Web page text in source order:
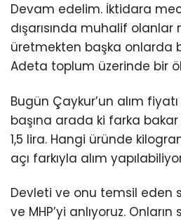
Devam edelim. İktidara
dışarısında muhalif olanlar
üretmekten başka onlarda
Adeta toplum üzerinde bir
Bugün Çaykur’un alım
başına arada ki farka bakar
1,5 lira. Hangi üründe
açı farkıyla alım
Devleti ve onu temsil eden
ve MHP’yi anlıyoruz.